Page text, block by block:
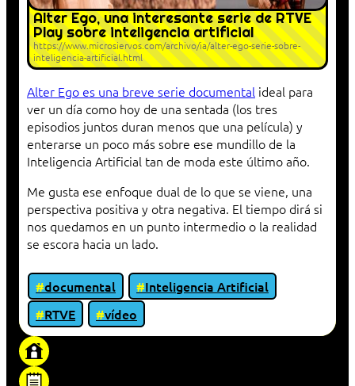
Alter Ego, una interesante serie de RTVE
Play sobre inteligencia artificial
https://www.microsiervos.com/archivo/ia/alter-ego-serie-sobre-
inteligencia-artificial.html
Alter Ego es una breve serie documental ideal para
ver un día como hoy de una sentada (los tres
episodios juntos duran menos que una película) y
enterarse un poco más sobre ese mundillo de la
Inteligencia Artificial tan de moda este último año.
Me gusta ese enfoque dual de lo que se viene, una
perspectiva positiva y otra negativa. El tiempo dirá si
nos quedamos en un punto intermedio o la realidad
se escora hacia un lado.
documental
Inteligencia Artificial
RTVE
vídeo